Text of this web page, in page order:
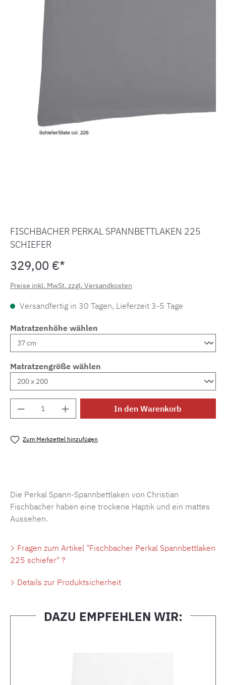
FISCHBACHER PERKAL SPANNBETTLAKEN 225
SCHIEFER
329,00 €*
Preise inkl. MwSt. zzgl. Versandkosten
Versandfertig in 30 Tagen, Lieferzeit 3-5 Tage
Matratzenhöhe wählen
Matratzengröße wählen
Produkt Anzahl: Gib den gewünschten
In den Warenkorb
Zum Merkzettel hinzufügen
Die Perkal Spann-Spannbettlaken von Christian
Fischbacher haben eine trockene Haptik und ein mattes
Aussehen.
Fragen zum Artikel "Fischbacher Perkal Spannbettlaken
225 schiefer" ?
Details zur Produktsicherheit
DAZU EMPFEHLEN WIR: